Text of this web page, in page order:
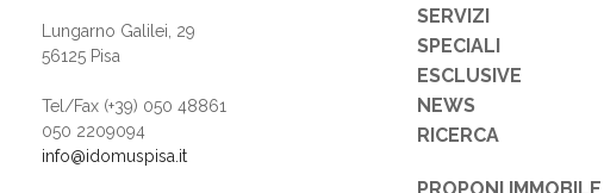
Lungarno Galilei, 29
56125 Pisa
Tel/Fax (+39) 050 48861
050 2209094
info@idomuspisa.it
SERVIZI
SPECIALI
ESCLUSIVE
NEWS
RICERCA